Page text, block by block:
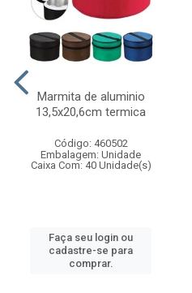
Marmita de aluminio
13,5x20,6cm termica
Código: 460502
Embalagem: Unidade
Caixa Com: 40 Unidade(s)
Faça seu login ou
cadastre-se para
comprar.